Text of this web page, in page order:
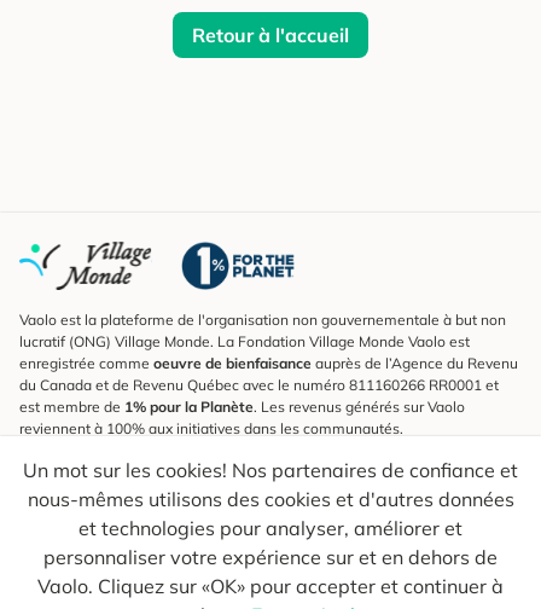
Retour à l'accueil
Un mot sur les cookies! Nos partenaires de confiance et
nous-mêmes utilisons des cookies et d'autres données
et technologies pour analyser, améliorer et
personnaliser votre expérience sur et en dehors de
Vaolo. Cliquez sur «OK» pour accepter et continuer à
Vaolo est la plateforme de l'organisation non gouvernementale à but non
lucratif (ONG) Village Monde. La Fondation Village Monde Vaolo est
enregistrée comme oeuvre de bienfaisance auprès de l’Agence du Revenu
du Canada et de Revenu Québec avec le numéro 811160266 RR0001 et
est membre de 1% pour la Planète. Les revenus générés sur Vaolo
reviennent à 100% aux initiatives dans les communautés.
S'inscrire à l'infolettre
Pour connaître les nouveautés, suivre nos explorateurs et recevoir des
astuces pour des voyages plus conscients.
Ton courriel Envoyer